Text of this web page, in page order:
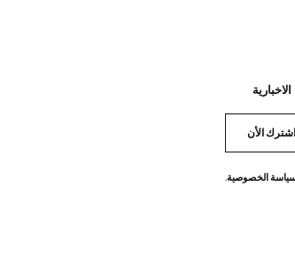
اشترك الأن
الخصوصية.